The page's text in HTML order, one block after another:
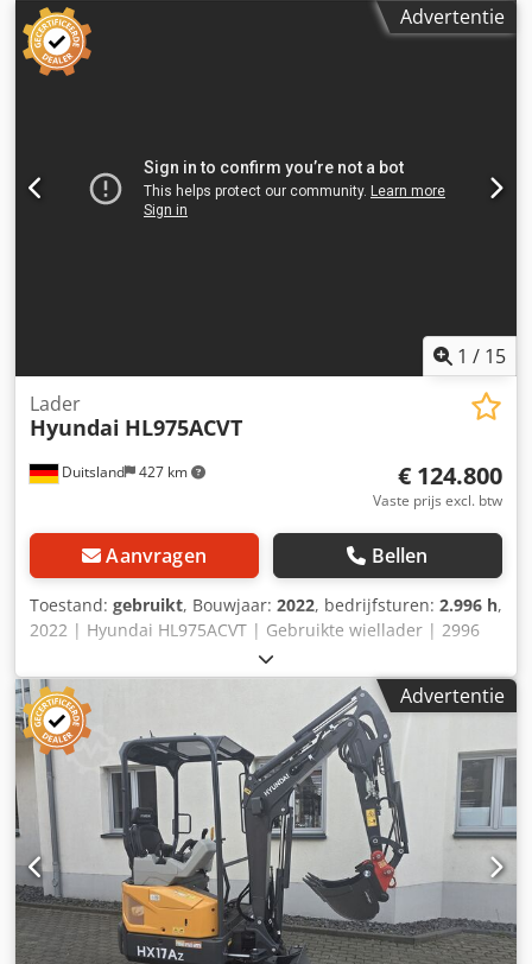
Advertentie
1 / 15
Duitsland 427 km
Lader
Hyundai HL975ACVT
€ 124.800
Vaste prijs excl. btw
Aanvragen Bellen
Toestand: gebruikt, Bouwjaar: 2022, bedrijfsturen: 2.996 h,
2022 | Hyundai HL975ACVT | Gebruikte wiellader | 2996
uur 📍Locatie: Duitsland 🚛 Levering mogelijk tot uw
bestemming – Gebruik onze verzendcalculator om de
transportkosten te berekenen! 💰 Koop nu voor € 124.800
of doe een bod. Betaling bij levering mogelijk tegen een
aantrekkelijke prijs (onder voorbehoud van goedkeuring)*
👷‍♂️ Geïnspecteerd door een onafhankelijke expert 56
inspectiepunten, 54 goedgekeurd ✅, 2 aandachtspunten ℹ️,
0 defecten ⚠️ 📌 Opmerking van de inspecteur: Goede,
operationele wiellader, alle functies werken, heeft een
grondige reiniging nodig, de lepel moet gerepareerd
worden, de rechter treeplank en afdekking zijn verbogen.
📄 Wilt u de volledige inspectierapportage, extra foto's of
een video bekijken? Tip: Het referentienummer "41119
Advertentie